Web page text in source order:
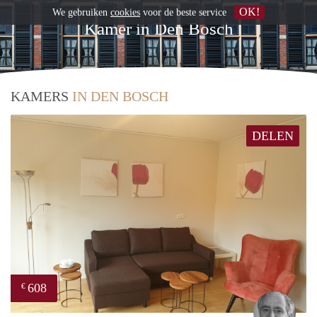
Kamer in Den Bosch
KAMERS IN DEN BOSCH
DELEN
€ 608
We gebruiken cookies voor de beste service OK!